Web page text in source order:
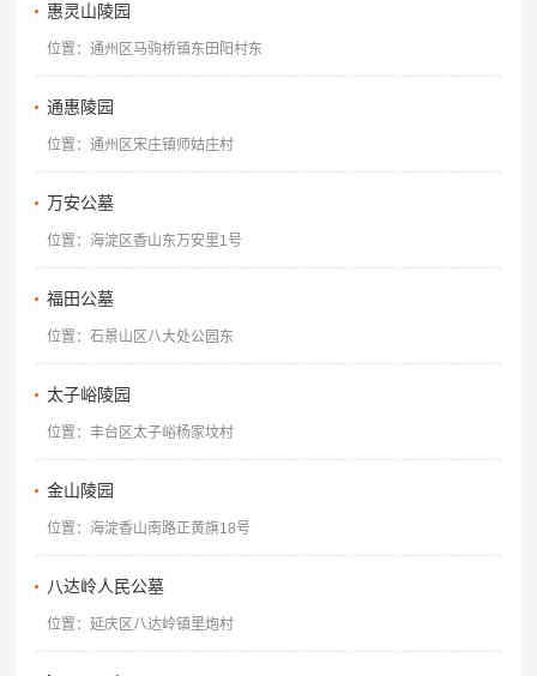
惠灵山陵园
位置：通州区马驹桥镇东田阳村东
通惠陵园
位置：通州区宋庄镇师姑庄村
万安公墓
位置：海淀区香山东万安里1号
福田公墓
位置：石景山区八大处公园东
太子峪陵园
位置：丰台区太子峪杨家坟村
金山陵园
位置：海淀香山南路正黄旗18号
八达岭人民公墓
位置：延庆区八达岭镇里炮村